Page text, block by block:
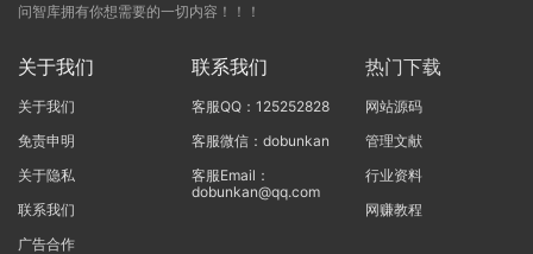
问智库拥有你想需要的一切内容！！！
关于我们
关于我们
免责申明
关于隐私
联系我们
广告合作
联系我们
客服QQ：125252828
客服微信：dobunkan
客服Email：
dobunkan@qq.com
热门下载
网站源码
管理文献
行业资料
网赚教程